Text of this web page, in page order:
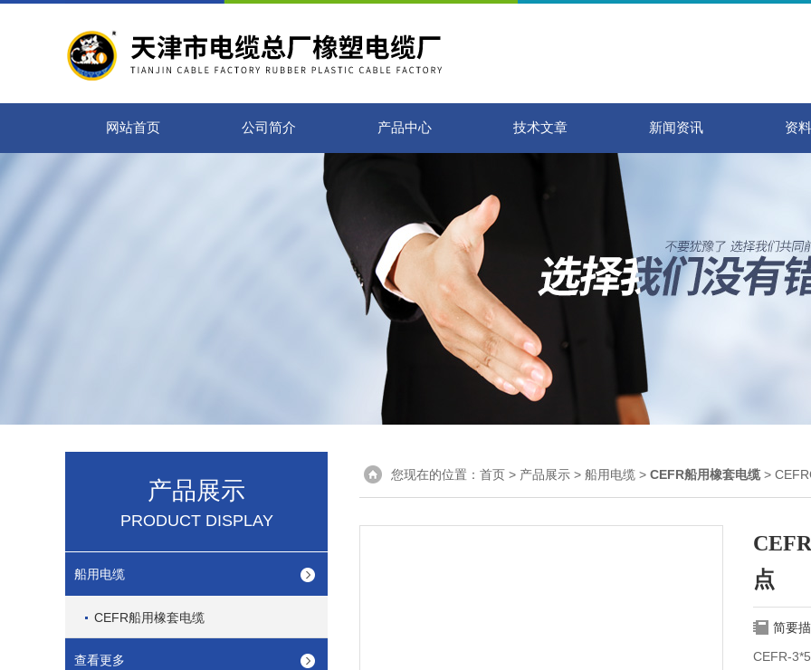
网站首页 公司简介 产品中心 技术文章 新闻资讯 资
产品展示
PRODUCT DISPLAY
船用电缆
CEFR船用橡套电缆
查看更多
您现在的位置： 首页 > 产品展示 > 船用电缆 > CEFR船用橡套电缆>
点
简要描
CEFR-